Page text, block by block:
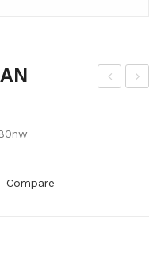
Compare